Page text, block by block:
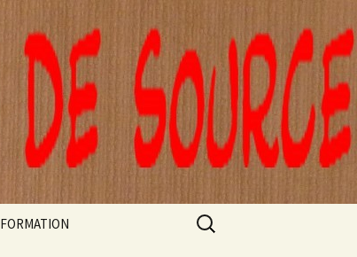
FORMATION
Rechercher :